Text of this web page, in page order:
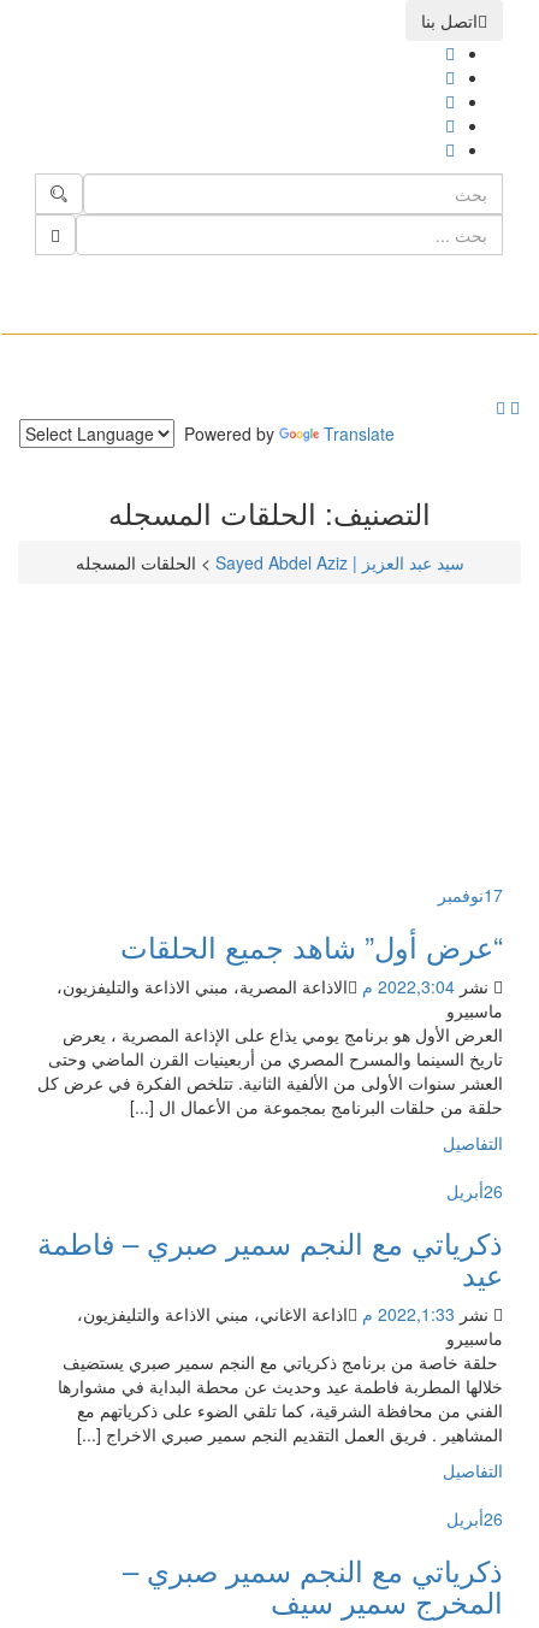
اتصل بنا
Powered by
Translate
التصنيف: الحلقات المسجله
سيد عبد العزيز | Sayed Abdel Aziz > الحلقات المسجله
17نوفمبر
“عرض أول” شاهد جميع الحلقات
نشر 2022,3:04 م
الاذاعة المصرية، مبني الاذاعة والتليفزيون،
ماسبيرو
العرض الأول هو برنامج يومي يذاع على الإذاعة المصرية ، يعرض
تاريخ السينما والمسرح المصري من أربعينيات القرن الماضي وحتى
العشر سنوات الأولى من الألفية الثانية. تتلخص الفكرة في عرض كل
حلقة من حلقات البرنامج بمجموعة من الأعمال ال [...]
التفاصيل
26أبريل
ذكرياتي مع النجم سمير صبري – فاطمة
عيد
نشر 2022,1:33 م
اذاعة الاغاني، مبني الاذاعة والتليفزيون،
ماسبيرو
حلقة خاصة من برنامج ذكرياتي مع النجم سمير صبري يستضيف
خلالها المطربة فاطمة عيد وحديث عن محطة البداية في مشوارها
الفني من محافظة الشرقية، كما تلقي الضوء على ذكرياتهم مع
المشاهير . فريق العمل التقديم النجم سمير صبري الاخراج [...]
التفاصيل
26أبريل
ذكرياتي مع النجم سمير صبري –
المخرج سمير سيف